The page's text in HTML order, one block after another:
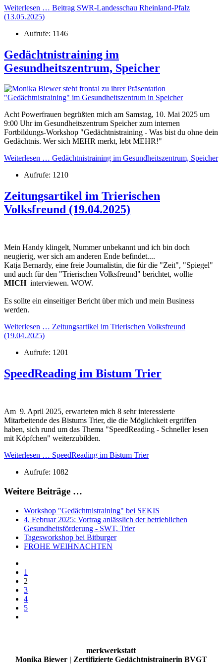
Weiterlesen … Beitrag SWR-Landesschau Rheinland-Pfalz
(13.05.2025)
Aufrufe: 1146
Gedächtnistraining im
Gesundheitszentrum, Speicher
Acht Powerfrauen begrüßten mich am Samstag, 10. Mai 2025 um
9:00 Uhr im Gesundheitszentrum Speicher zum internen
Fortbildungs-Workshop "Gedächtnistraining - Was bist du ohne dein
Gedächtnis. Wer sich MEHR merkt, lebt MEHR!"
Weiterlesen … Gedächtnistraining im Gesundheitszentrum, Speicher
Aufrufe: 1210
Zeitungsartikel im Trierischen
Volksfreund (19.04.2025)
Mein Handy klingelt, Nummer unbekannt und ich bin doch
neugierig, wer sich am anderen Ende befindet....
Katja Bernardy, eine freie Journalistin, die für die "Zeit", "Spiegel"
und auch für den "Trierischen Volksfreund" berichtet, wollte
MICHinterviewen. WOW.
Es sollte ein einseitiger Bericht über mich und mein Business
werden.
Weiterlesen … Zeitungsartikel im Trierischen Volksfreund
(19.04.2025)
Aufrufe: 1201
SpeedReading im Bistum Trier
Am 9. April 2025, erwarteten mich 8 sehr interessierte
Mitarbeitende des Bistums Trier, die die Möglichkeit ergriffen
haben, sich rund um das Thema "SpeedReading - Schneller lesen
mit Köpfchen" weiterzubilden.
Weiterlesen … SpeedReading im Bistum Trier
Aufrufe: 1082
Weitere Beiträge …
Workshop "Gedächtnistraining" bei SEKIS
4. Februar 2025: Vortrag anlässlich der betrieblichen
Gesundheitsförderung - SWT, Trier
Tagesworkshop bei Bitburger
FROHE WEIHNACHTEN
1
2
3
4
5
merkwerkstatt
Monika Biewer | Zertifizierte Gedächtnistrainerin BVGT